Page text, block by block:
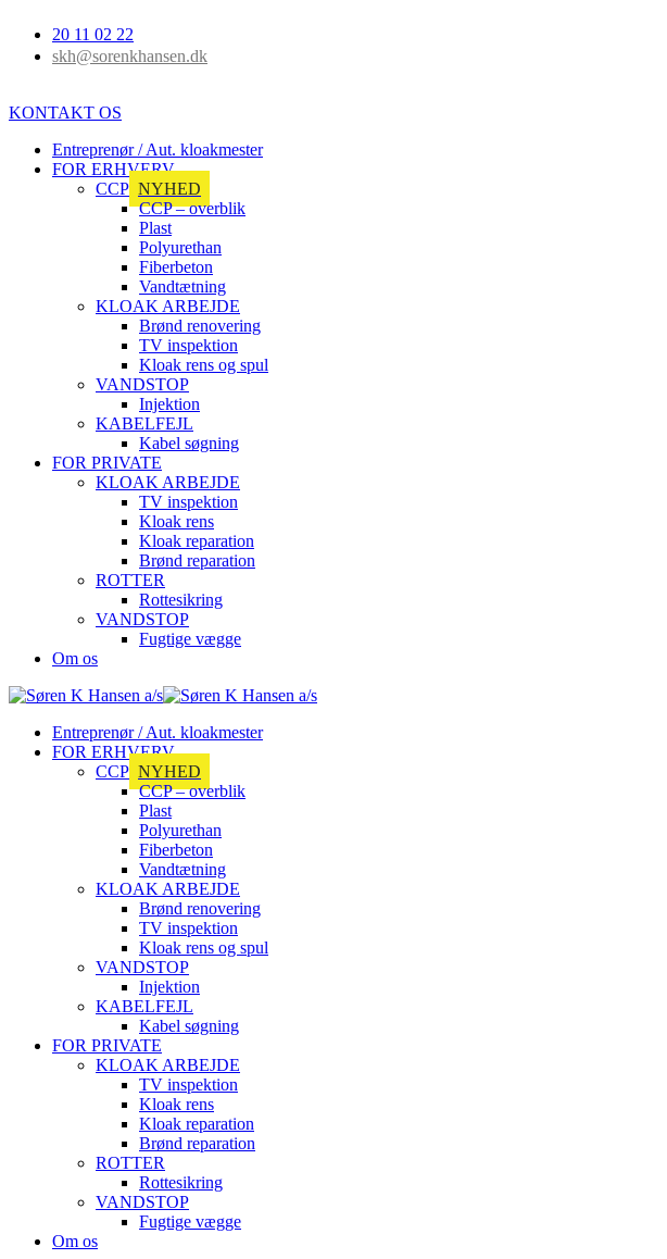
20 11 02 22
skh@sorenkhansen.dk
KONTAKT OS
Entreprenør / Aut. kloakmester
FOR ERHVERV
CCP NYHED
CCP – overblik
Plast
Polyurethan
Fiberbeton
Vandtætning
KLOAK ARBEJDE
Brønd renovering
TV inspektion
Kloak rens og spul
VANDSTOP
Injektion
KABELFEJL
Kabel søgning
FOR PRIVATE
KLOAK ARBEJDE
TV inspektion
Kloak rens
Kloak reparation
Brønd reparation
ROTTER
Rottesikring
VANDSTOP
Fugtige vægge
Om os
Entreprenør / Aut. kloakmester
FOR ERHVERV
CCP NYHED
CCP – overblik
Plast
Polyurethan
Fiberbeton
Vandtætning
KLOAK ARBEJDE
Brønd renovering
TV inspektion
Kloak rens og spul
VANDSTOP
Injektion
KABELFEJL
Kabel søgning
FOR PRIVATE
KLOAK ARBEJDE
TV inspektion
Kloak rens
Kloak reparation
Brønd reparation
ROTTER
Rottesikring
VANDSTOP
Fugtige vægge
Om os